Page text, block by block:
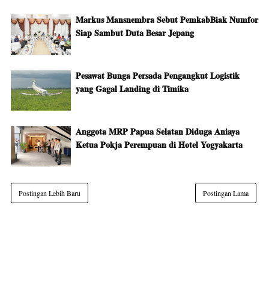
Markus Mansnembra Sebut PemkabBiak Numfor
Siap Sambut Duta Besar Jepang
Pesawat Bunga Persada Pengangkut Logistik
yang Gagal Landing di Timika
Anggota MRP Papua Selatan Diduga Aniaya
Ketua Pokja Perempuan di Hotel Yogyakarta
Postingan Lebih Baru Postingan Lama